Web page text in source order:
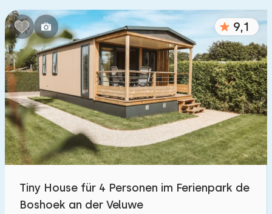
9,1
Tiny House für 4 Personen im Ferienpark de
Boshoek an der Veluwe